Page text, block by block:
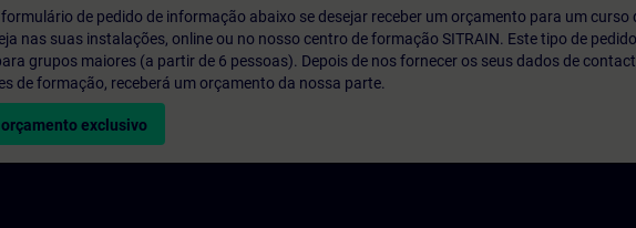
de pedido de informação abaixo se desejar receber um orçamento para um curso
nas suas instalações, online ou no nosso centro de formação SITRAIN. Este tipo de
grupos maiores (a partir de 6 pessoas). Depois de nos fornecer os seus dados de
de formação, receberá um orçamento da nossa parte.
exclusivo